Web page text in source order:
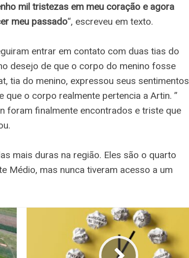
mil tristezas em meu coração e agora
meu passado“, escreveu em texto.
entrar em contato com duas tias do
desejo de que o corpo do menino fosse
tia do menino, expressou seus sentimentos
o corpo realmente pertencia a Artin. ”
foram finalmente encontrados e triste que
mais duras na região. Eles são o quarto
Médio, mas nunca tiveram acesso a um